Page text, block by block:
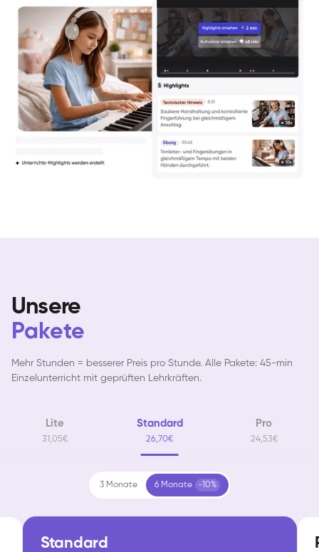
Yuna
Klavier / Piano / Flügel
Camilla
Klavier / Piano / Flügel
Negin
Klavier / Piano / Flügel
Katarzyna
Klavier / Piano / Flügel
Unsere
Pakete
Mehr Stunden = besserer Preis pro Stunde. Alle Pakete: 45-min
Einzelunterricht mit geprüften Lehrkräften.
Lite
31,05€
Standard
26,70€
Pro
24,53€
3 Monate 6 Monate -10%
Standard